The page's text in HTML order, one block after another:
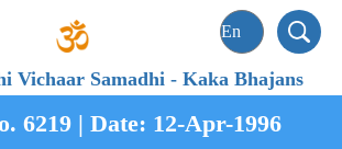
Vichaar Samadhi-Kaka Bhajans
6219 | Date: 12-Apr-1996